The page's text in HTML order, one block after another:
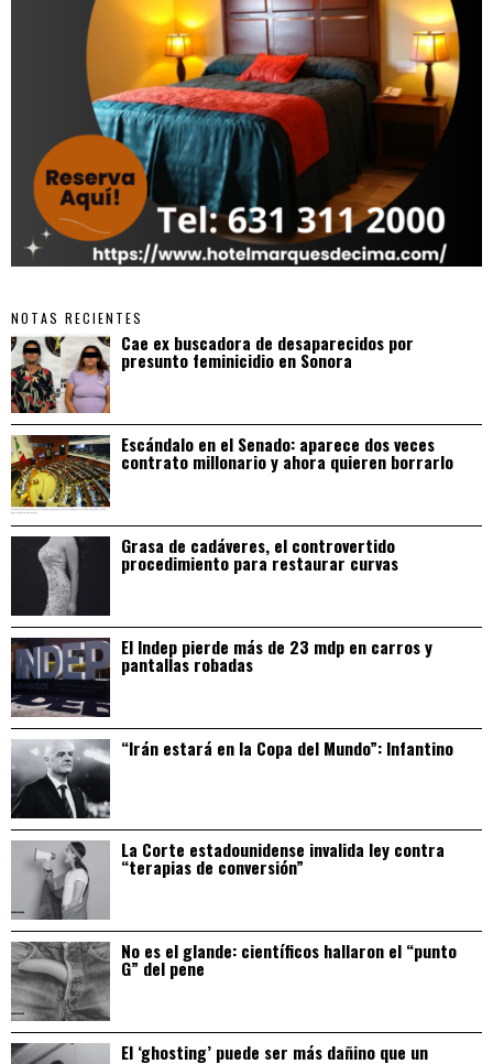
NOTAS RECIENTES
Cae ex buscadora de desaparecidos por
presunto feminicidio en Sonora
Escándalo en el Senado: aparece dos veces
contrato millonario y ahora quieren borrarlo
Grasa de cadáveres, el controvertido
procedimiento para restaurar curvas
El Indep pierde más de 23 mdp en carros y
pantallas robadas
“Irán estará en la Copa del Mundo”: Infantino
La Corte estadounidense invalida ley contra
“terapias de conversión”
No es el glande: científicos hallaron el “punto
G” del pene
El ‘ghosting’ puede ser más dañino que un